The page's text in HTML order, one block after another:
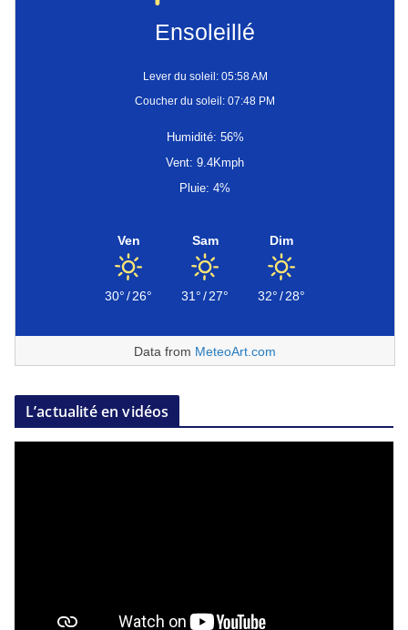
Ensoleillé
Lever du soleil: 05:58 AM
Coucher du soleil: 07:48 PM
Humidité: 56%
Vent: 9.4Kmph
Pluie: 4%
Ven
30°/26°
Sam
31°/27°
Dim
32°/28°
Data from MeteoArt.com
L’actualité en vidéos